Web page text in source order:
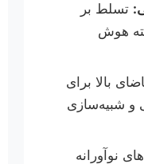
تسلط بر
هوش
بالا برای
شبیه‌سازی
نوآورانه